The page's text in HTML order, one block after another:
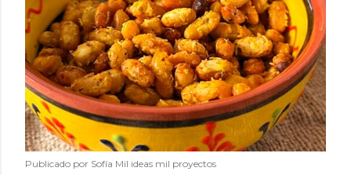
Publicado por Sofía Mil ideas mil proyectos